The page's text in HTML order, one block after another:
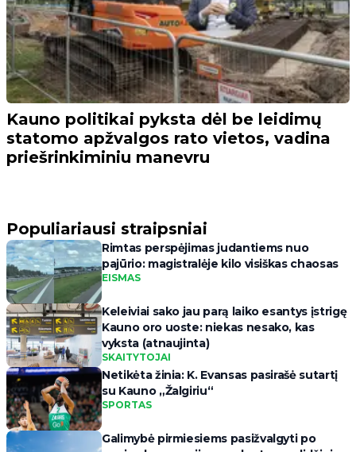
Kauno politikai pyksta dėl be leidimų
statomo apžvalgos rato vietos, vadina
priešrinkiminiu manevru
Populiariausi straipsniai
Rimtas perspėjimas judantiems nuo
pajūrio: magistralėje kilo visiškas chaosas
EISMAS
Keleiviai sako jau parą laiko esantys įstrigę
Kauno oro uoste: niekas nesako, kas
vyksta (atnaujinta)
SKAITYTOJAI
Netikėta žinia: K. Evansas pasirašė sutartį
su Kauno „Žalgiriu“
SPORTAS
Galimybė pirmiesiems pasižvalgyti po